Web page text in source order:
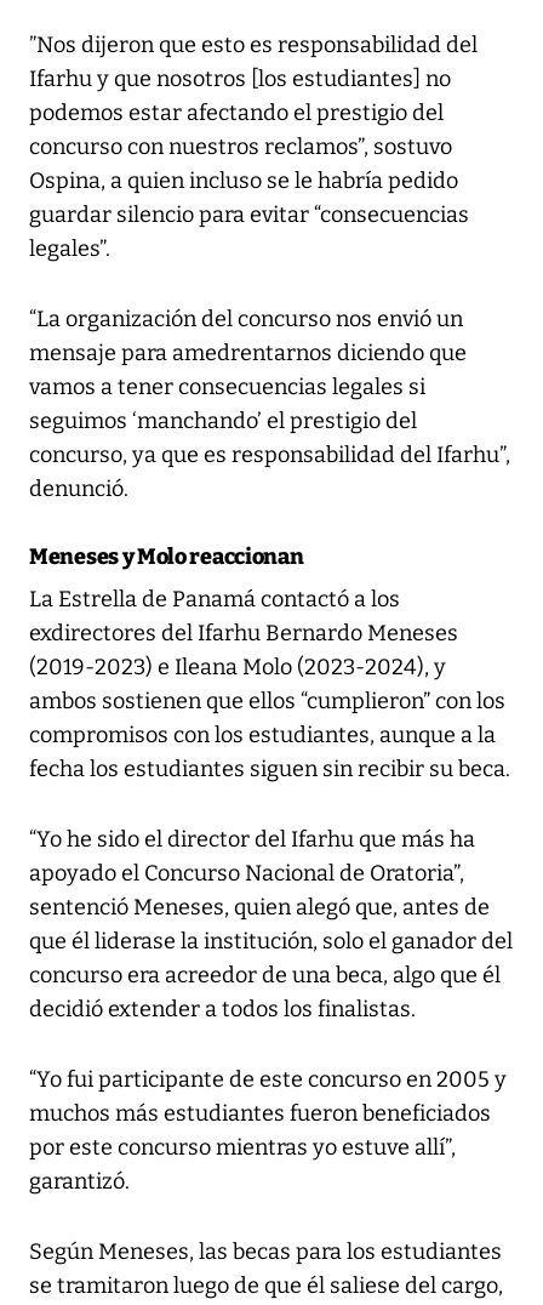
”Nos dijeron que esto es responsabilidad del
Ifarhu y que nosotros [los estudiantes] no
podemos estar afectando el prestigio del
concurso con nuestros reclamos”, sostuvo
Ospina, a quien incluso se le habría pedido
guardar silencio para evitar “consecuencias
legales”.
“La organización del concurso nos envió un
mensaje para amedrentarnos diciendo que
vamos a tener consecuencias legales si
seguimos ‘manchando’ el prestigio del
concurso, ya que es responsabilidad del Ifarhu”,
denunció.
Meneses y Molo reaccionan
La Estrella de Panamá contactó a los
exdirectores del Ifarhu Bernardo Meneses
(2019-2023) e Ileana Molo (2023-2024), y
ambos sostienen que ellos “cumplieron” con los
compromisos con los estudiantes, aunque a la
fecha los estudiantes siguen sin recibir su beca.
“Yo he sido el director del Ifarhu que más ha
apoyado el Concurso Nacional de Oratoria”,
sentenció Meneses, quien alegó que, antes de
que él liderase la institución, solo el ganador del
concurso era acreedor de una beca, algo que él
decidió extender a todos los finalistas.
“Yo fui participante de este concurso en 2005 y
muchos más estudiantes fueron beneficiados
por este concurso mientras yo estuve allí”,
garantizó.
Según Meneses, las becas para los estudiantes
se tramitaron luego de que él saliese del cargo,